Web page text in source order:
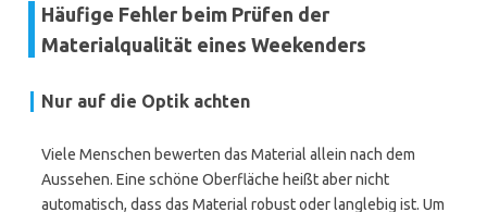
Häufige Fehler beim Prüfen der
Materialqualität eines Weekenders
Nur auf die Optik achten
Viele Menschen bewerten das Material allein nach dem
Aussehen. Eine schöne Oberfläche heißt aber nicht
automatisch, dass das Material robust oder langlebig ist. Um